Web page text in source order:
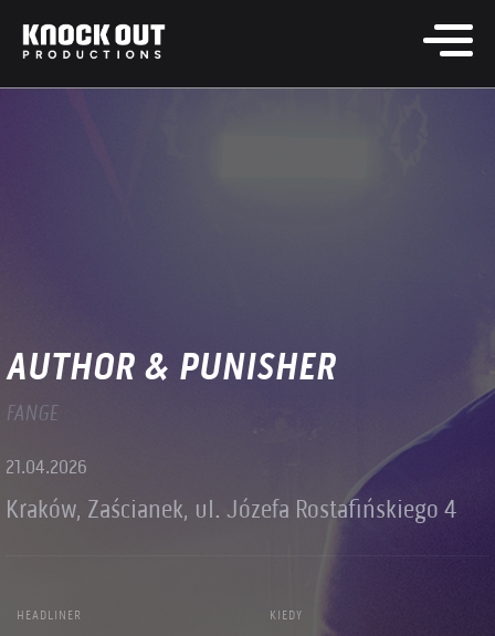
AUTHOR & PUNISHER
FANGE
21.04.2026
Kraków, Zaścianek, ul. Józefa Rostafińskiego 4
HEADLINER KIEDY